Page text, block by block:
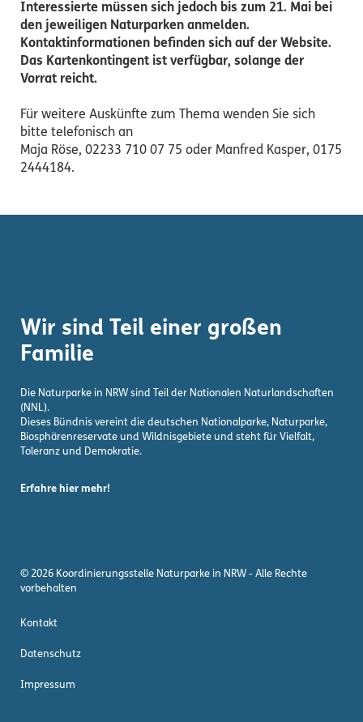
Interessierte müssen sich jedoch bis zum 21. Mai bei
den jeweiligen Naturparken anmelden.
Kontaktinformationen befinden sich auf der Website.
Das Kartenkontingent ist verfügbar, solange der
Vorrat reicht.
Für weitere Auskünfte zum Thema wenden Sie sich
bitte telefonisch an
Maja Röse, 02233 710 07 75 oder Manfred Kasper, 0175
2444184.
Wir sind Teil einer großen
Familie
Die Naturparke in NRW sind Teil der Nationalen Naturlandschaften
(NNL).
Dieses Bündnis vereint die deutschen Nationalparke, Naturparke,
Biosphärenreservate und Wildnisgebiete und steht für Vielfalt,
Toleranz und Demokratie.
Erfahre hier mehr!
© 2026 Koordinierungsstelle Naturparke in NRW - Alle Rechte
vorbehalten
Kontakt
Datenschutz
Impressum